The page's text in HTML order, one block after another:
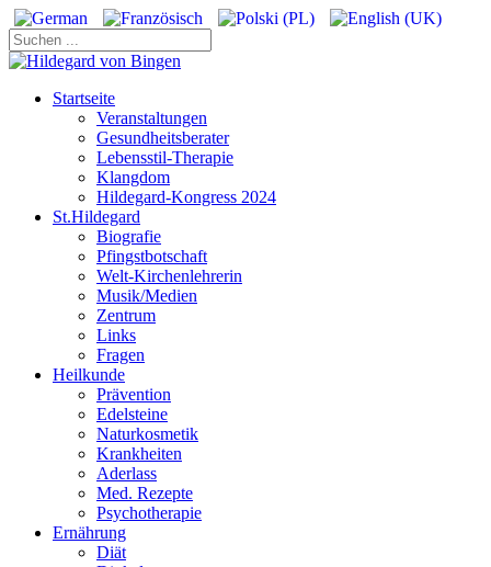
Startseite
Veranstaltungen
Gesundheitsberater
Lebensstil-Therapie
Klangdom
Hildegard-Kongress 2024
St.Hildegard
Biografie
Pfingstbotschaft
Welt-Kirchenlehrerin
Musik/Medien
Zentrum
Links
Fragen
Heilkunde
Prävention
Edelsteine
Naturkosmetik
Krankheiten
Aderlass
Med. Rezepte
Psychotherapie
Ernährung
Diät